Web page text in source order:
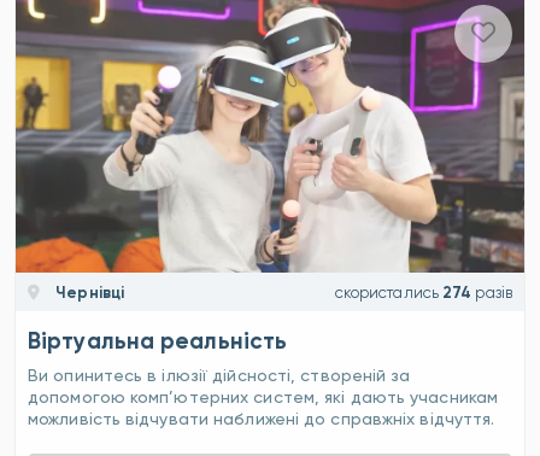
Чернівці скористались 274 разів
Віртуальна реальність
Ви опинитесь в ілюзії дійсності, створеній за
допомогою комп’ютерних систем, які дають учасникам
можливість відчувати наближені до справжніх відчуття.